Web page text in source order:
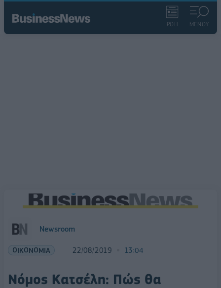
ΡΟΗ ΜΕΝΟΥ
Newsroom
ΟΙΚΟΝΟΜΙΑ 22/08/2019 13:04
Νόμος Κατσέλη: Πώς θα